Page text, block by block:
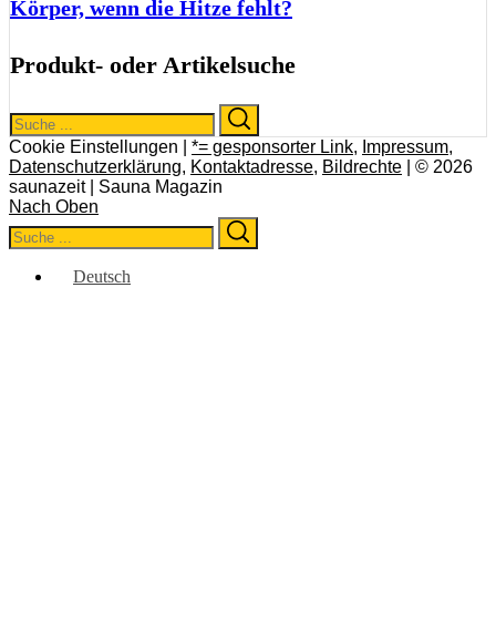
Körper, wenn die Hitze fehlt?
Produkt- oder Artikelsuche
Search
for:
Cookie Einstellungen | *= gesponsorter Link, Impressum,
Datenschutzerklärung, Kontaktadresse, Bildrechte | © 2026
saunazeit | Sauna Magazin
Nach Oben
Search
for:
Deutsch